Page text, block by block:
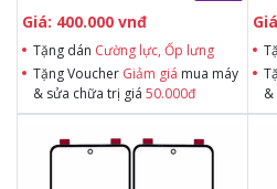
Giá: 400.000 vnđ
Tặng dán Cường lực, Ốp lưng
Tặng Voucher Giảm giá mua máy
& sửa chữa trị giá 50.000đ
&